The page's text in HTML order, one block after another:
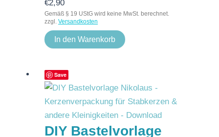
€2,90
Gemäß § 19 UStG wird keine MwSt. berechnet.
zzgl. Versandkosten
In den Warenkorb
Save
DIY Bastelvorlage